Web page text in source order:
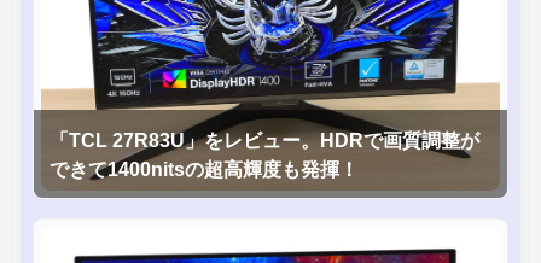
「TCL 27R83U」をレビュー。HDRで画質調整が
できて1400nitsの超高輝度も発揮！